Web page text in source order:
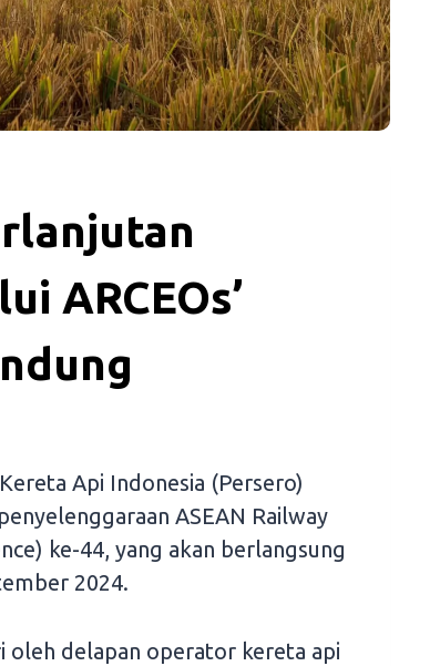
ARCEOs’
Api Indonesia (Persero)
ASEAN Railway
ke-44, yang akan berlangsung
2024.
oleh delapan operator kereta api